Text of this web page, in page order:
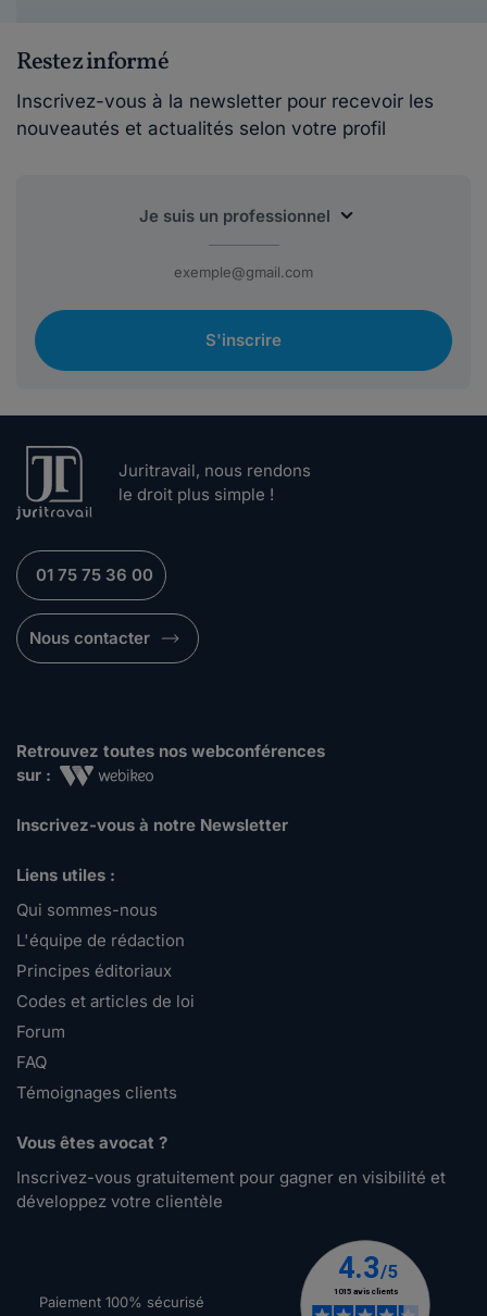
Restez informé
Inscrivez-vous à la newsletter pour recevoir les
nouveautés et actualités selon votre profil
S'inscrire
Juritravail, nous rendons
le droit plus simple !
01 75 75 36 00
Nous contacter
Retrouvez toutes nos webconférences
sur :
Inscrivez-vous à notre Newsletter
Liens utiles :
Qui sommes-nous
L'équipe de rédaction
Principes éditoriaux
Codes et articles de loi
Forum
FAQ
Témoignages clients
Vous êtes avocat ?
Inscrivez-vous gratuitement pour gagner en visibilité et
développez votre clientèle
Paiement 100% sécurisé